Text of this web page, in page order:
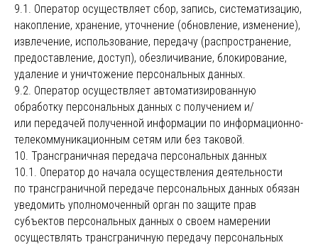
9.1. Оператор осуществляет сбор, запись, систематизацию,
накопление, хранение, уточнение (обновление, изменение),
извлечение, использование, передачу (распространение,
предоставление, доступ), обезличивание, блокирование,
удаление и уничтожение персональных данных.
9.2. Оператор осуществляет автоматизированную
обработку персональных данных с получением и/
или передачей полученной информации по информационно-
телекоммуникационным сетям или без таковой.
10. Трансграничная передача персональных данных
10.1. Оператор до начала осуществления деятельности
по трансграничной передаче персональных данных обязан
уведомить уполномоченный орган по защите прав
субъектов персональных данных о своем намерении
осуществлять трансграничную передачу персональных